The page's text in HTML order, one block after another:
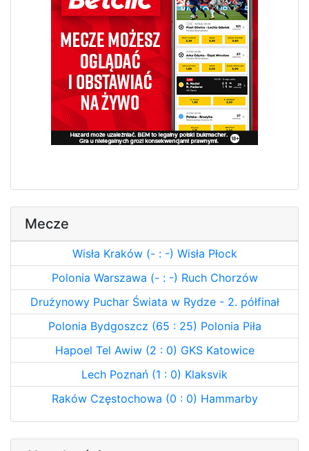
Mecze
Wisła Kraków (- : -) Wisła Płock
Polonia Warszawa (- : -) Ruch Chorzów
Drużynowy Puchar Świata w Rydze - 2. półfinał
Polonia Bydgoszcz (65 : 25) Polonia Piła
Hapoel Tel Awiw (2 : 0) GKS Katowice
Lech Poznań (1 : 0) Klaksvik
Raków Częstochowa (0 : 0) Hammarby